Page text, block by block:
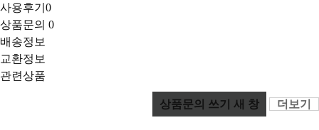
사용후기 0
상품문의 0
배송정보
교환정보
관련상품
상품문의 쓰기 새 창 더보기